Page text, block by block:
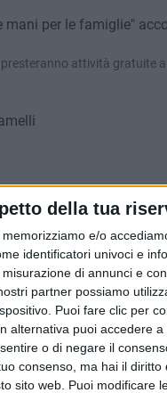
della tua
memorizziamo e/o
identificatori univoci e
di annunci e
partner possiamo
Puoi fare clic per
alternativa puoi accedere
o di negare il
consenso, ma hai il
sito web. Puoi modificare
mani per le famiglie"
presteranno attività gratuite
Filannino: «Pronti a
a breve 96 posti